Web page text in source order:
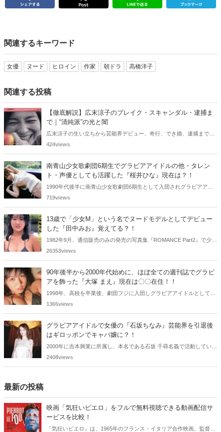
関連するキーワード
女優 ヌード ヒロイン 作家 朝ドラ 高橋洋子
関連する投稿
【徹底解説】広末涼子のブレイク・スキャンダル・逮捕ま
で｜“清純派”の光と闇
広末涼子の生い立ちから芸能界デビュー、奇行、でき婚、逮捕までを
詳しく解説。同世代女優との比較やキャリアの転落の真相に迫りま
424views
南青山少女歌劇団6期生でグラビアアイドルの他・タレン
ト・声優としても活躍した『桜井ひな』現在は？！
1990年代後半に南青山少女歌劇団6期生として入団されグラビアアイ
ドル、女優、タレント、声優としても活躍した桜井ひなさん。懐かし
719views
13歳で「少女M」という名でヌードモデルとしてデビュー
した『田中みお』覚えてる？！
1982年9月、通信販売のみの発売の写真集『ROMANCE Part2』で少女
Mという特異な芸名でヌードモデルとしてデビューした田中みおさん
26353views
90年後半から2000年代始めに、ほぼ全ての週刊誌でグラビ
アを飾った『大塚 まえ』現在は〇〇在住！！
1998年、高校を卒業後、劇団フジに入団しグラビアアイドルとして活
躍していた大塚 まえさん。2012年に結婚され家族で〇〇在住と言
1365views
グラビアアイドルで女優の『石坂ちなみ』芸能界を引退後
はギロッポンでキャバ嬢に？！
2000年に吉本興業に所属し、本名である石坂 千尋名義で活動していた
石坂ちなみさん。2008年10月に、芸能界を引退し、六本木のキャバク
2408views
最新の投稿
映画「気狂いピエロ」をフルで無料視聴できる動画配信サ
ービスを比較！
『気狂いピエロ』は、1965年のフランス・イタリア合作映画。監督は